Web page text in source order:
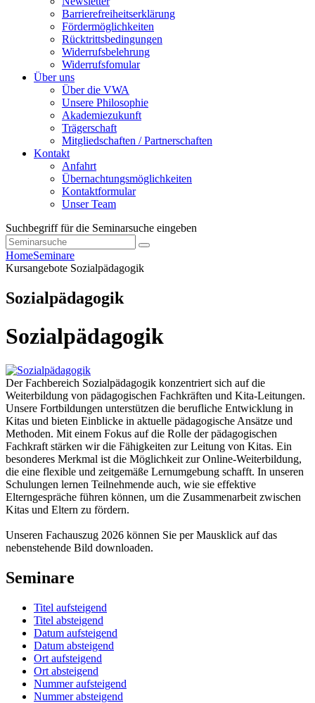
Barrierefreiheitserklärung
Fördermöglichkeiten
Rücktrittsbedingungen
Widerrufsbelehrung
Widerrufsfomular
Über uns
Über die VWA
Unsere Philosophie
Akademiezukunft
Trägerschaft
Mitgliedschaften / Partnerschaften
Kontakt
Anfahrt
Übernachtungsmöglichkeiten
Kontaktformular
Unser Team
Suchbegriff für die Seminarsuche eingeben
HomeSeminare
Kursangebote Sozialpädagogik
Sozialpädagogik
Sozialpädagogik
Der Fachbereich Sozialpädagogik konzentriert sich auf die
Weiterbildung von pädagogischen Fachkräften und Kita-Leitungen.
Unsere Fortbildungen unterstützen die berufliche Entwicklung in
Kitas und bieten Einblicke in aktuelle pädagogische Ansätze und
Methoden. Mit einem Fokus auf die Rolle der pädagogischen
Fachkraft stärken wir die Fähigkeiten zur Leitung von Kitas. Ein
besonderes Merkmal ist die Möglichkeit zur Online-Weiterbildung,
die eine flexible und zeitgemäße Lernumgebung schafft. In unseren
Schulungen lernen Teilnehmende auch, wie sie effektive
Elterngespräche führen können, um die Zusammenarbeit zwischen
Kitas und Eltern zu fördern.
Unseren Fachauszug 2026 können Sie per Mausklick auf das
nebenstehende Bild downloaden.
Seminare
Titel aufsteigend
Titel absteigend
Datum aufsteigend
Datum absteigend
Ort aufsteigend
Ort absteigend
Nummer aufsteigend
Nummer absteigend